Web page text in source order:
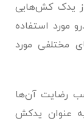
یدک کش‌هایی
مورد استفاده
مختلفی مورد
رضایت آن‌ها
به عنوان یدکش